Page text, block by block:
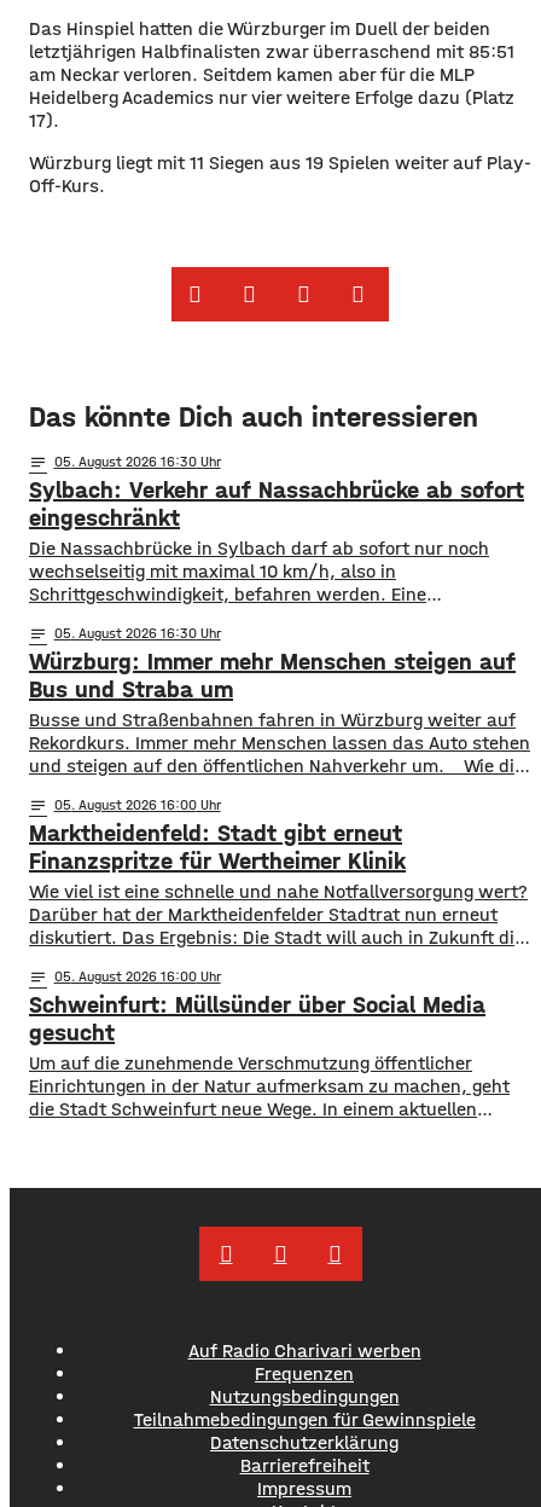
Das Hinspiel hatten die Würzburger im Duell der beiden
letztjährigen Halbfinalisten zwar überraschend mit 85:51
am Neckar verloren. Seitdem kamen aber für die MLP
Heidelberg Academics nur vier weitere Erfolge dazu (Platz
17).
Würzburg liegt mit 11 Siegen aus 19 Spielen weiter auf Play-
Off-Kurs.
Das könnte Dich auch interessieren
notes 05. August 2026 16:30
Sylbach: Verkehr auf Nassachbrücke ab sofort
eingeschränkt
Die Nassachbrücke in Sylbach darf ab sofort nur noch
wechselseitig mit maximal 10 km/h, also in
Schrittgeschwindigkeit, befahren werden. Eine
Landratsamt am Mittwochnachmittag veröffentlicht.
Hintergrund ist das der Schwerlastverkehr aufgrund der
kurzfristigen Sperrung der Nassachbrücke in Haßfurt
deutlich zugenommen hat. Durch die Begrenzung der
Höchstgeschwindigkeit soll das über 50 Jahre
notes 05. August 2026 16:30
Würzburg: Immer mehr Menschen steigen auf
Bus und Straba um
​​Busse und Straßenbahnen fahren in Würzburg weiter auf
Rekordkurs. Immer mehr Menschen lassen das Auto stehen
und steigen auf den öffentlichen Nahverkehr um. ​Wie die
so viele Fahrgäste transportiert wie nie zuvor. Insgesamt
waren knapp 18 Millionen Menschen im öffentlichen
Nahverkehr unterwegs. ​Besonders deutlich zeigt sich
notes 05. August 2026 16:00
Marktheidenfeld: Stadt gibt erneut
Finanzspritze für Wertheimer Klinik
​​Wie viel ist eine schnelle und nahe Notfallversorgung wert?
Darüber hat der Marktheidenfelder Stadtrat nun erneut
diskutiert. Das Ergebnis: Die Stadt will auch in Zukunft die
finanziell unterstützen. ​Über 31.000 Euro fließen in
diesem Jahr an den entsprechenden Förderverein des
Krankenhauses. Denn: Allein im letzten Jahr haben sich
120 Menschen aus Marktheidenfeld
notes 05. August 2026 16:00
Schweinfurt: Müllsünder über Social Media
gesucht
Um auf die zunehmende Verschmutzung öffentlicher
Einrichtungen in der Natur aufmerksam zu machen, geht
die Stadt Schweinfurt neue Wege. In einem aktuellen
hingewiesen, dass Bußgelder bis …
Auf Radio Charivari werben
Frequenzen
Nutzungsbedingungen
Teilnahmebedingungen für Gewinnspiele
Datenschutzerklärung
Barrierefreiheit
Impressum